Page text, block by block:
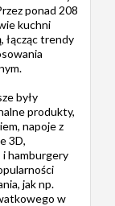
ponad 208
kuchni
łącząc trendy
były
produkty,
napoje z
3D,
hamburgery
jak np.
w